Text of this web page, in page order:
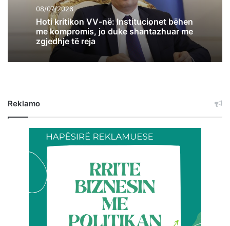
08/07/2026
Hoti kritikon VV-në: Institucionet bëhen
me kompromis, jo duke shantazhuar me
zgjedhje të reja
Reklamo